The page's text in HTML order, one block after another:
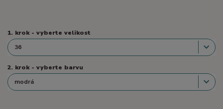
1. krok - vyberte velikost
2. krok - vyberte barvu